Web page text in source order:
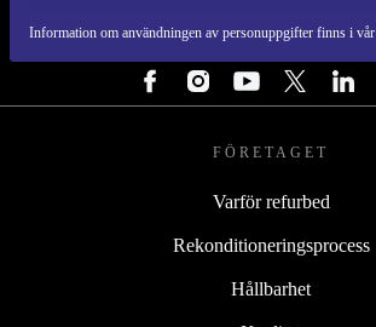
Information om användningen av personuppgifter finns i vår
FÖLJ OSS
FÖRETAGET
Varför refurbed
Rekonditioneringsprocess
Hållbarhet